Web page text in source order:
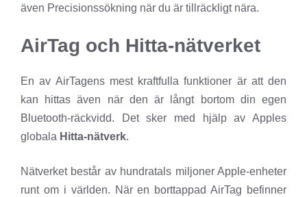
även Precisionssökning när du är tillräckligt nära.
AirTag och Hitta-nätverket
En av AirTagens mest kraftfulla funktioner är att den
kan hittas även när den är långt bortom din egen
Bluetooth-räckvidd. Det sker med hjälp av Apples
globala Hitta-nätverk.
Nätverket består av hundratals miljoner Apple-enheter
runt om i världen. När en borttappad AirTag befinner